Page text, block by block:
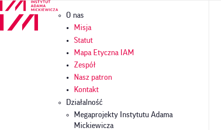
Przejdź
treści
Główna
nawigacja
O nas
Misja
Statut
Mapa Etyczna IAM
Zespół
Nasz patron
Kontakt
Działalność
Megaprojekty Instytutu Adama
Mickiewicza